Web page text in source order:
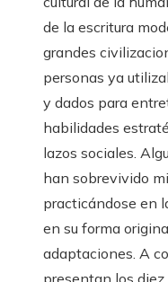
de la escritura
grandes
personas ya
y dados para
habilidades
lazos sociales.
han sobrevivido
practicándose en
en su forma
adaptaciones. A
presentan los diez